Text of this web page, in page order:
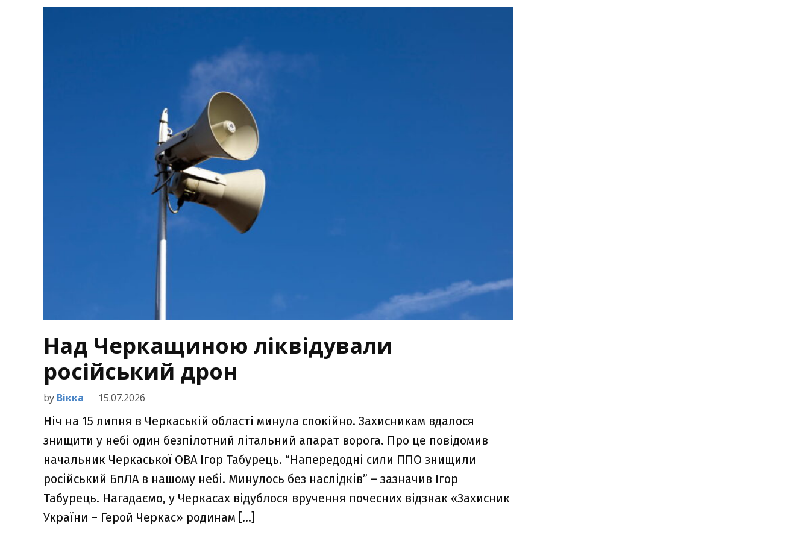
Над Черкащиною ліквідували
російський дрон
by Вікка 15.07.2026
Ніч на 15 липня в Черкаській області минула спокійно. Захисникам вдалося
знищити у небі один безпілотний літальний апарат ворога. Про це повідомив
начальник Черкаської ОВА Ігор Табурець. “Напередодні сили ППО знищили
російський БпЛА в нашому небі. Минулось без наслідків” – зазначив Ігор
Табурець. Нагадаємо, у Черкасах відублося вручення почесних відзнак «Захисник
України – Герой Черкас» родинам […]